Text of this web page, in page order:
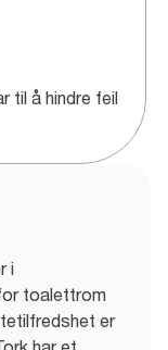
til å hindre feil
i
toalettrom
er